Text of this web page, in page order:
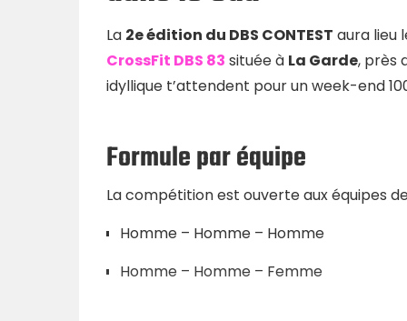
La 2e édition du DBS CONTEST aura lieu
CrossFit DBS 83 située à La Garde, près
idyllique t’attendent pour un week-end
Formule par équipe
La compétition est ouverte aux équipes
Homme – Homme – Homme
Homme – Homme – Femme